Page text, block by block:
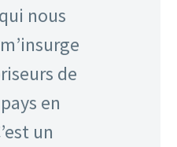
nous
de
en
un